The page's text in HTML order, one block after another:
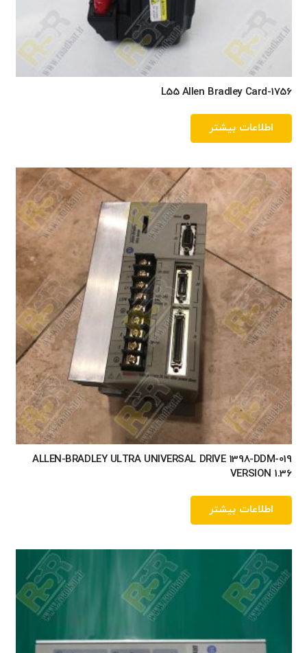
1756-L55 Allen Bradley Card
اطلاعات بیشتر
ALLEN-BRADLEY ULTRA UNIVERSAL DRIVE 1398-DDM-019
VERSION 1.36
اطلاعات بیشتر